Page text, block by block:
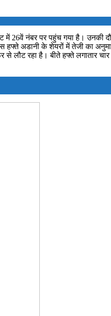
में 26वें नंबर पर पहुंच गया है। उनकी
हफ्ते अडानी के शेयरों में तेजी का
लौट रहा है। बीते हफ्ते लगातार